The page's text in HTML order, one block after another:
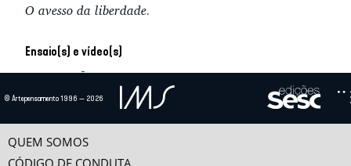
Ensaio(s) e vídeo(s)
INDETERMINAÇÃO E CONFLITO
Enquanto na teoria do duplo corpo do rei, no Antigo Regime, a sociedade era
representada num único corpo, a revolução...
RETORNO AO PODER TEOLÓGICO-POLÍTICO?
A aurora do século XX estabeleceu antinomias políticas, tais como comunismo
O avesso da liberdade.
© Artepensamento 1996 — 2026
QUEM SOMOS